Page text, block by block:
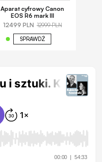
Aparat cyfrowy Canon
EOS R6 mark III
12499 PLN 12999 PLN
SPRAWDŹ